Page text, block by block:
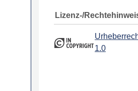
Lizenz-/
1.0